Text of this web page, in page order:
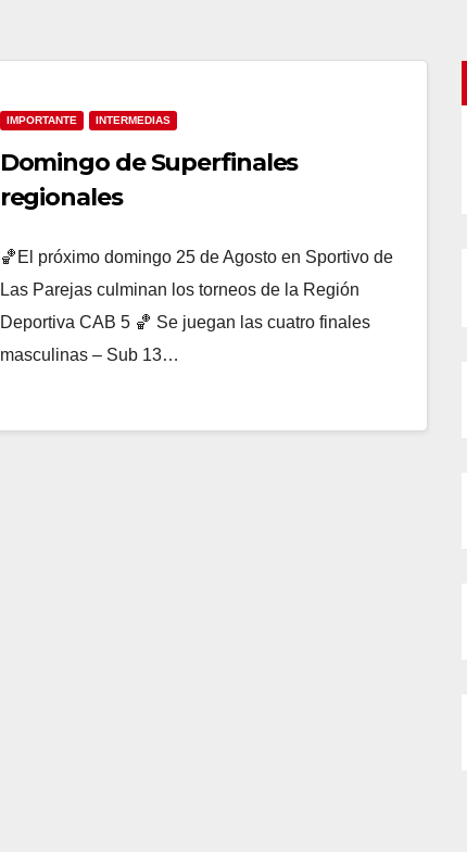
IMPORTANTE INTERMEDIAS
Domingo de Superfinales
regionales
🏀El próximo domingo 25 de Agosto en Sportivo de
Las Parejas culminan los torneos de la Región
Deportiva CAB 5 🏀 Se juegan las cuatro finales
masculinas – Sub 13…